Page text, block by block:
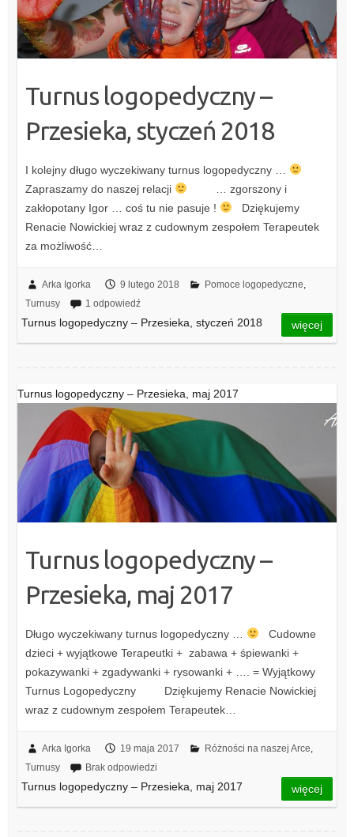
Turnus logopedyczny –
Przesieka, styczeń 2018
I kolejny długo wyczekiwany turnus logopedyczny …
Zapraszamy do naszej relacji
… zgorszony i
zakłopotany Igor … coś tu nie pasuje !
Dziękujemy
Renacie Nowickiej wraz z cudownym zespołem Terapeutek
za możliwość…
Arka Igorka 9 lutego 2018 Pomoce logopedyczne
Turnusy
1 odpowiedź
Turnus logopedyczny – Przesieka, styczeń 2018 więcej
Turnus logopedyczny – Przesieka, maj 2017
Turnus logopedyczny –
Przesieka, maj 2017
Długo wyczekiwany turnus logopedyczny …
Cudowne
dzieci + wyjątkowe Terapeutki + zabawa + śpiewanki +
pokazywanki + zgadywanki + rysowanki + …. = Wyjątkowy
Turnus Logopedyczny Dziękujemy Renacie Nowickiej
wraz z cudownym zespołem Terapeutek…
Arka Igorka 19 maja 2017 Różności na naszej Arce
Turnusy
Brak odpowiedzi
Turnus logopedyczny – Przesieka, maj 2017 więcej